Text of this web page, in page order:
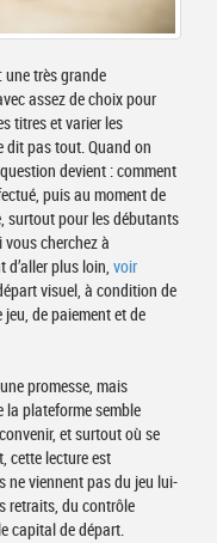
une très grande
assez de choix pour
titres et varier les
dit pas tout. Quand on
devient : comment
puis au moment de
surtout pour les débutants
cherchez à
plus loin, voir
visuel, à condition de
de paiement et de
promesse, mais
la plateforme semble
et surtout où se
cette lecture est
ne viennent pas du jeu lui-
retraits, du contrôle
capital de départ.